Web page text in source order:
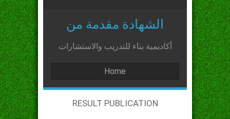
الشهادة مقدمة من
أكاديمية بناء للتدريب والاستشارات
Home
RESULT PUBLICATION